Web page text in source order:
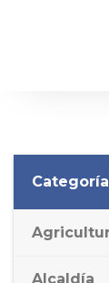
Alcaldía